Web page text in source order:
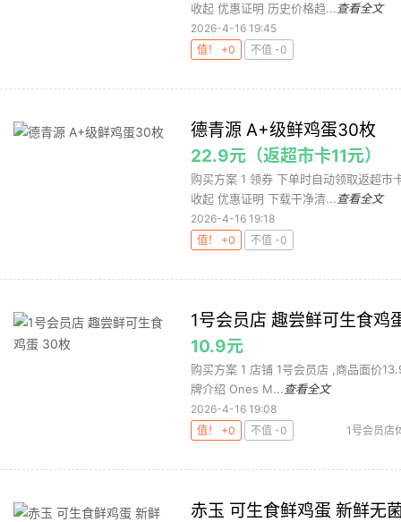
收起 优惠证明 历史价格趋... 查看全文
2026-4-16 19:45
值！ +0
不值 -0
德青源 A+级鲜鸡蛋30枚
22.9元（返超市卡11元）
购买方案 1 领券 下单时自动领取返超
收起 优惠证明 下载干净清... 查看全文
2026-4-16 19:18
值！ +0
不值 -0
1号会员店 趣尝鲜可生食鸡
10.9元
购买方案 1 店铺 1号会员店 ,商品面价
牌介绍 Ones M... 查看全文
2026-4-16 19:08
值！ +0
不值 -0 1号会员店
赤玉 可生食鲜鸡蛋 新鲜无